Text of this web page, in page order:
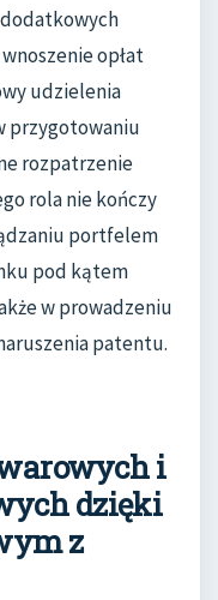
opłat
udzielenia
przygotowaniu
rozpatrzenie
rola nie kończy
portfelem
pod kątem
w prowadzeniu
patentu.
i
dzięki
z